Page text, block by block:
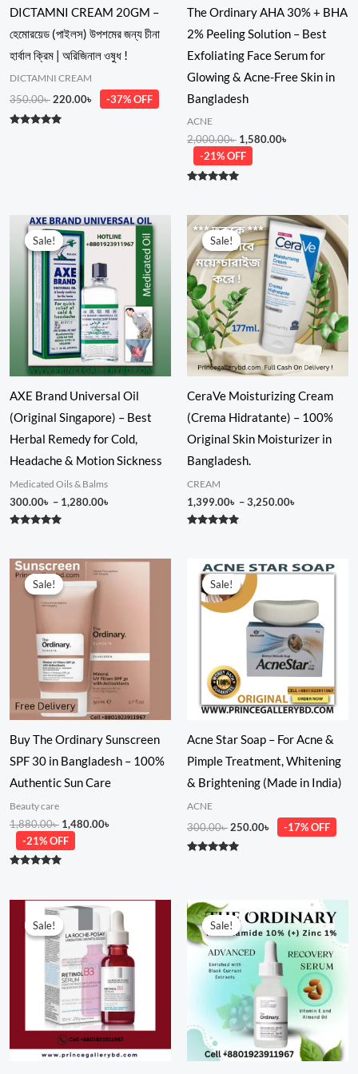
DICTAMNI CREAM 20GM –
হেমোরয়েড (পাইলস) উপশমের জন্য চীনা
হার্বাল ক্রিম | অরিজিনাল ওষুধ !
DICTAMNI CREAM
350.00৳220.00৳ -37% OFF
The Ordinary AHA 30% + BHA
2% Peeling Solution – Best
Exfoliating Face Serum for
Glowing & Acne-Free Skin in
Bangladesh
ACNE
2,000.00৳ 1,580.00৳
-21% OFF
Sale!
Sale!
AXE Brand Universal Oil
(Original Singapore) – Best
Herbal Remedy for Cold,
Headache & Motion Sickness
Medicated Oils & Balms
300.00৳ – 1,280.00৳
Price
range:
300.00৳
through
1,280.00৳
Sale!
Sale!
CeraVe Moisturizing Cream
(Crema Hidratante) – 100%
Original Skin Moisturizer in
Bangladesh.
CREAM
1,399.00৳ –3,250.00৳
Price
range:
1,399.00৳
through
3,250.00৳
Sale!
Sale!
Buy The Ordinary Sunscreen
SPF 30 in Bangladesh – 100%
Authentic Sun Care
Beauty care
1,880.00৳
Original
price
was:
1,880.00৳ .
1,480.00৳
Current
-21% OFF
Sale!
Sale!
Acne Star Soap – For Acne &
Pimple Treatment, Whitening
& Brightening (Made in India)
ACNE
300.00৳
Original
price
was:
300.00৳ .
250.00৳
Current
price
250.00৳ .
-17% OFF
Sale!
Sale!
Original
was:
4,200.00৳ .
price
is:
2,900.00৳ .
Sale!
Sale!
price
was:
1,400.00৳ .
Current
price
is:
1,190.00৳ .